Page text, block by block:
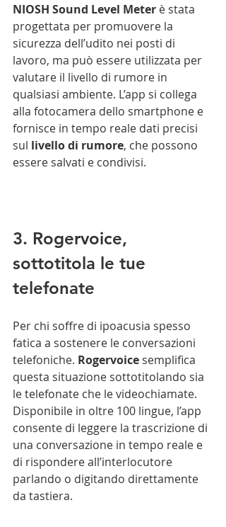
NIOSH Sound Level Meter è stata
progettata per promuovere la
sicurezza dell’udito nei posti di
lavoro, ma può essere utilizzata per
valutare il livello di rumore in
qualsiasi ambiente. L’app si collega
alla fotocamera dello smartphone e
fornisce in tempo reale dati precisi
sul livello di rumore, che possono
essere salvati e condivisi.
3. Rogervoice,
sottotitola le tue
telefonate
Per chi soffre di ipoacusia spesso
fatica a sostenere le conversazioni
telefoniche. Rogervoice semplifica
questa situazione sottotitolando sia
le telefonate che le videochiamate.
Disponibile in oltre 100 lingue, l’app
consente di leggere la trascrizione di
una conversazione in tempo reale e
di rispondere all’interlocutore
parlando o digitando direttamente
da tastiera.